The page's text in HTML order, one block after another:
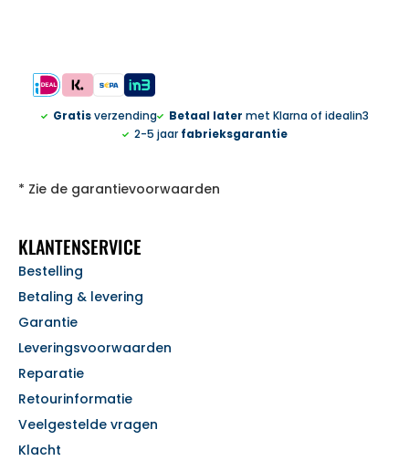
Gratisverzending Betaal later met Klarna of idealin3
2-5 jaar fabrieksgarantie
* Zie de garantievoorwaarden
KLANTENSERVICE
Bestelling
Betaling & levering
Garantie
Leveringsvoorwaarden
Reparatie
Retourinformatie
Veelgestelde vragen
Klacht